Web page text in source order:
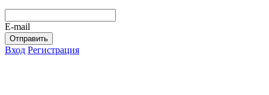
E-mail
Отправить
Вход Регистрация